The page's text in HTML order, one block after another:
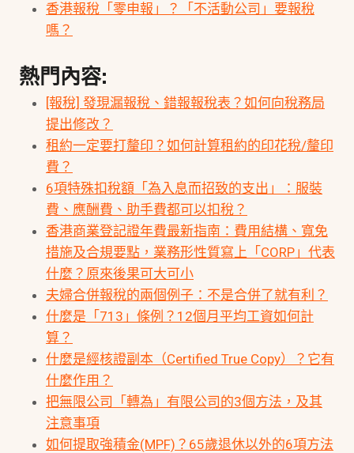
香港報稅「零申報」？「不活動公司」要報稅
嗎？
熱門內容:
[報稅] 發現漏報稅、錯報報稅表？如何向稅務局
提出修改？
租約一定要打釐印？如何計算租約的印花稅/釐印
費？
6項特殊扣稅額「為入息而招致的支出」：服裝
費、應酬費、助手費都可以扣稅？
香港商業登記證年費最新指南：費用結構、寬免
措施及合規要點，業務形性質寫上「CORP」代表
什麼？原來後果可大可小
夫婦合併報稅的兩個例子：不是合併了就有利？
什麼是「713」條例？12個月平均工資如何計
算？
什麼是經核證副本（Certified True Copy）？它有
什麼作用？
把無限公司「轉為」有限公司的3個方法，及其
注意事項
如何提取強積金(MPF)？65歲退休以外的6項方法